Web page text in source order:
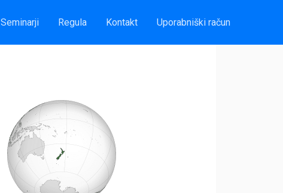
Seminarji Regula Kontakt Uporabniški račun